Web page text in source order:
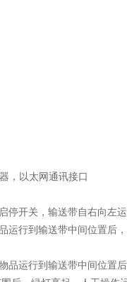
，以太网通讯接口
停开关，输送带自右向左
运行到输送带中间位置后
品运行到输送带中间位置